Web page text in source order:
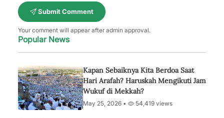
Submit Comment
Your comment will appear after admin approval.
Popular News
Kapan Sebaiknya Kita Berdoa Saat
Hari Arafah? Haruskah Mengikuti Jam
Wukuf di Mekkah?
May 25, 2026 • 54,419 views